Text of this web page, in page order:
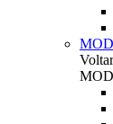
Voltar